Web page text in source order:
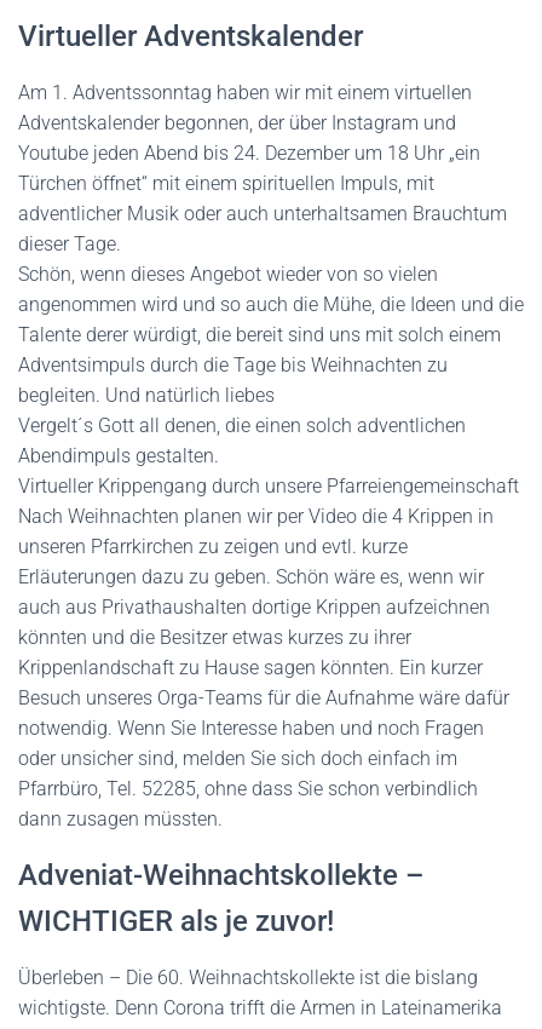
Virtueller Adventskalender
Am 1. Adventssonntag haben wir mit einem virtuellen
Adventskalender begonnen, der über Instagram und
Youtube jeden Abend bis 24. Dezember um 18 Uhr „ein
Türchen öffnet“ mit einem spirituellen Impuls, mit
adventlicher Musik oder auch unterhaltsamen Brauchtum
dieser Tage.
Schön, wenn dieses Angebot wieder von so vielen
angenommen wird und so auch die Mühe, die Ideen und die
Talente derer würdigt, die bereit sind uns mit solch einem
Adventsimpuls durch die Tage bis Weihnachten zu
begleiten. Und natürlich liebes
Vergelt´s Gott all denen, die einen solch adventlichen
Abendimpuls gestalten.
Virtueller Krippengang durch unsere Pfarreiengemeinschaft
Nach Weihnachten planen wir per Video die 4 Krippen in
unseren Pfarrkirchen zu zeigen und evtl. kurze
Erläuterungen dazu zu geben. Schön wäre es, wenn wir
auch aus Privathaushalten dortige Krippen aufzeichnen
könnten und die Besitzer etwas kurzes zu ihrer
Krippenlandschaft zu Hause sagen könnten. Ein kurzer
Besuch unseres Orga-Teams für die Aufnahme wäre dafür
notwendig. Wenn Sie Interesse haben und noch Fragen
oder unsicher sind, melden Sie sich doch einfach im
Pfarrbüro, Tel. 52285, ohne dass Sie schon verbindlich
dann zusagen müssten.
Adveniat-Weihnachtskollekte –
WICHTIGER als je zuvor!
Überleben – Die 60. Weihnachtskollekte ist die bislang
wichtigste. Denn Corona trifft die Armen in Lateinamerika